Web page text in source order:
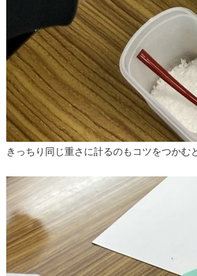
きっちり同じ重さに計るのもコツをつかむ